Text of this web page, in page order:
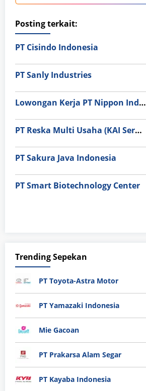
Posting terkait:
PT Cisindo Indonesia
PT Sanly Industries
Lowongan Kerja PT Nippon Indosari Corpindo Tbk. Bulan Agustus 2026
PT Reska Multi Usaha (KAI Services)
PT Sakura Java Indonesia
PT Smart Biotechnology Center
Trending Sepekan
PT Toyota-Astra Motor
PT Yamazaki Indonesia
Mie Gacoan
PT Prakarsa Alam Segar
PT Kayaba Indonesia